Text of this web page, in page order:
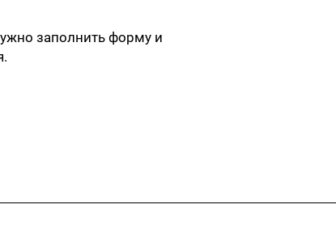
заполнить форму и